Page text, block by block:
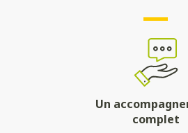
Un
complet